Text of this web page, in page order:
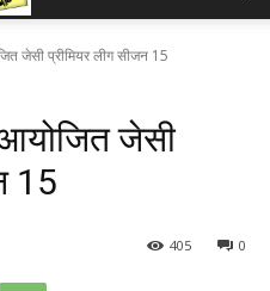
जेसी प्रीमियर लीग सीजन 15
आयोजित जेसी
15
0
405